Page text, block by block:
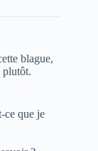
blague,
plutôt.
ce que je